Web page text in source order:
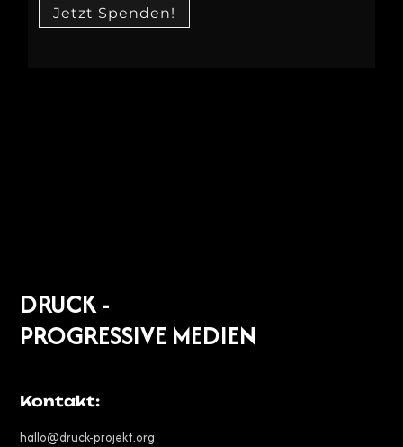
Jetzt Spenden!
DRUCK -
PROGRESSIVE MEDIEN
Kontakt:
hallo@druck-projekt.org